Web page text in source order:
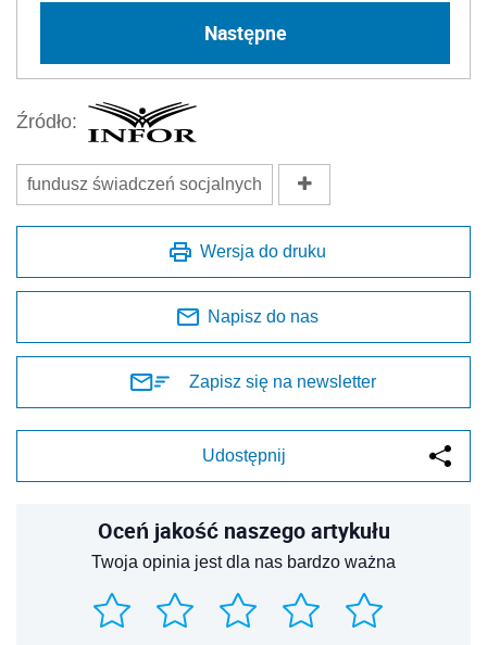
Następne
Źródło:
fundusz świadczeń socjalnych
Wersja do druku
Napisz do nas
Zapisz się na newsletter
Udostępnij
Oceń jakość naszego artykułu
Twoja opinia jest dla nas bardzo ważna